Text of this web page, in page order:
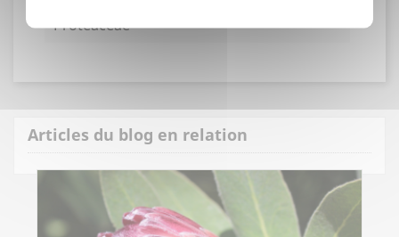
Proteaceae
Articles du blog en relation